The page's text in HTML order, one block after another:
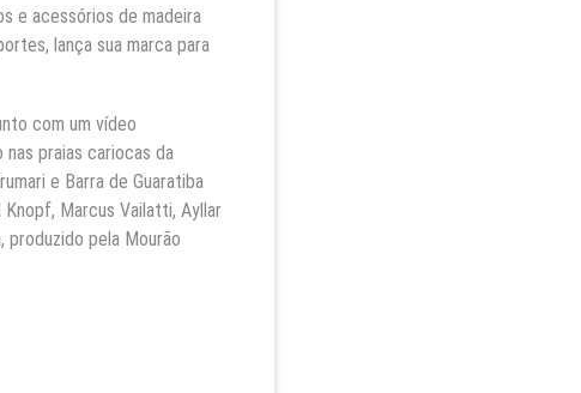
e acessórios de madeira
lança sua marca para
com um vídeo
praias cariocas da
e Barra de Guaratiba
Marcus Vailatti, Ayllar
produzido pela Mourão